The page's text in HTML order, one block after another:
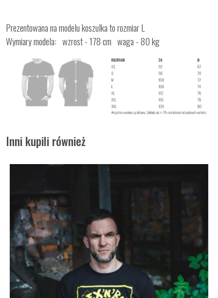
Prezentowana na modelu koszulka to rozmiar L
Wymiary modela: wzrost - 178 cm waga - 80 kg
Inni kupili również